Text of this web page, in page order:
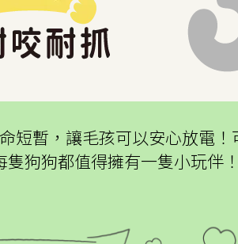
短暫，讓毛孩可以安心放電
狗狗都值得擁有一隻小玩伴！